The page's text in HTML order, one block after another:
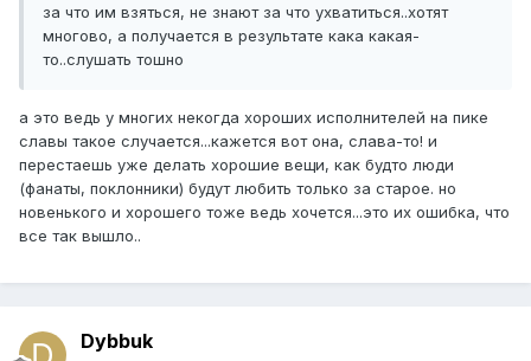
за что им взяться, не знают за что ухватиться..хотят
многово, а получается в результате кака какая-
то..слушать тошно
а это ведь у многих некогда хороших исполнителей на пике
славы такое случается...кажется вот она, слава-то! и
перестаешь уже делать хорошие вещи, как будто люди
(фанаты, поклонники) будут любить только за старое. но
новенького и хорошего тоже ведь хочется...это их ошибка, что
все так вышло..
Dybbuk